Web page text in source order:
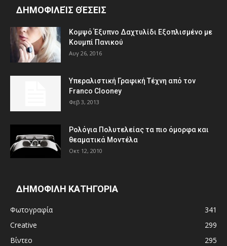
ΔΗΜΟΦΙΛΕΊΣ ΘΈΣΕΙΣ
Κομψό Έξυπνο Δαχτυλίδι Εξοπλισμένο με
Κουμπί Πανικού
Αυγ 26, 2016
Υπεραλιστική Γραφική Τέχνη από τον
Franco Clooney
Φεβ 3, 2013
Ρολόγια Πολυτελείας τα πιο όμορφα και
θεαματικά Μοντέλα
Οκτ 12, 2010
ΔΗΜΟΦΙΛΗ ΚΑΤΗΓΟΡΙΑ
Φωτογραφία
341
Creative
299
Βίντεο
295